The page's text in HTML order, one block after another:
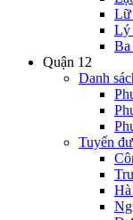
Lữ
Lý
Ba
Quận 12
Danh
Tuyến